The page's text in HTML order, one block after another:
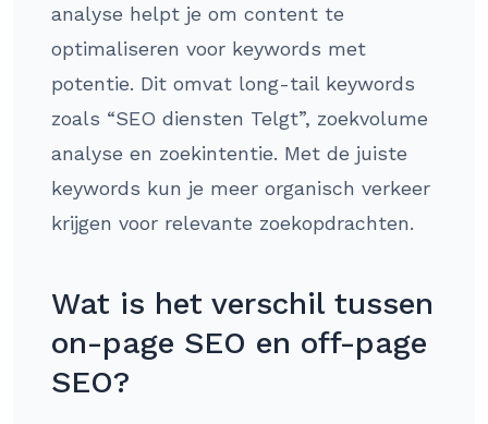
analyse helpt je om content te
optimaliseren voor keywords met
potentie. Dit omvat long-tail keywords
zoals “SEO diensten Telgt”, zoekvolume
analyse en zoekintentie. Met de juiste
keywords kun je meer organisch verkeer
krijgen voor relevante zoekopdrachten.
Wat is het verschil tussen
on-page SEO en off-page
SEO?